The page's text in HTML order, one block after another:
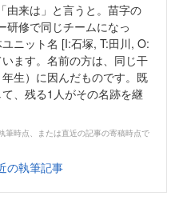
由来は」と言うと。苗字の
研修で同じチームになっ
ニット名 [I:石塚, T:田川, O:
ます。名前の方は、同じ干
生）に因んだものです。既
、残る1人がその名跡を継
筆時点、または直近の記事の寄稿時点で
の執筆記事